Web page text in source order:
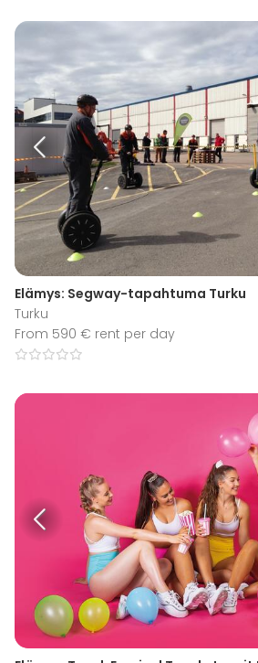
Elämys: Segway-tapahtuma Turku
Turku
From 590 € rent per day